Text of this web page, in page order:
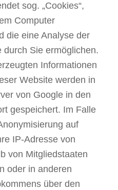
sog. „Cookies“,
Computer
die eine Analyse der
durch Sie ermöglichen.
Informationen
Website werden in
von Google in den
gespeichert. Im Falle
auf
IP-Adresse von
von Mitgliedstaaten
oder in anderen
über den